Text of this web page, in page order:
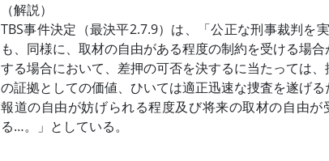
（解説）
TBS事件決定（最決平2.7.9）は、「公正な刑事裁判
も、同様に、取材の自由がある程度の制約を受ける場
する場合において、差押の可否を決するに当たっては
の証拠としての価値、ひいては適正迅速な捜査を遂げ
報道の自由が妨げられる程度及び将来の取材の自由
る…。」としている。